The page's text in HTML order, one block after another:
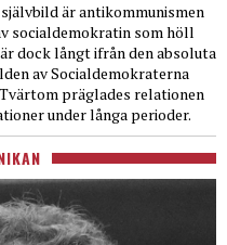
självbild är antikommunismen
socialdemokratin som höll
dock långt ifrån den absoluta
av Socialdemokraterna
präglades relationen
under långa perioder.